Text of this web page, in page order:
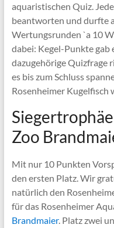
aquaristischen Quiz.
beantworten und durfte
Wertungsrunden `a 10
dabei: Kegel-Punkte gab
dazugehörige Quizfrage
es bis zum Schluss
Rosenheimer Kugelfisch
Zoo
Mit nur 10 Punkten
den ersten Platz. Wir
natürlich den
für das Rosenheimer
Brandmaier. Platz zwei